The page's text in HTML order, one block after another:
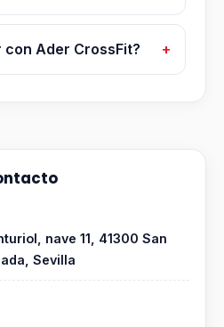
Ader CrossFit?
nave 11, 41300 San
Sevilla